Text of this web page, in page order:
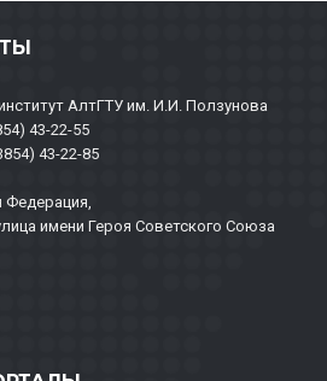
АлтГТУ им. И.И. Ползунова
43-22-55
43-22-85
Федерация,
имени Героя Советского Союза